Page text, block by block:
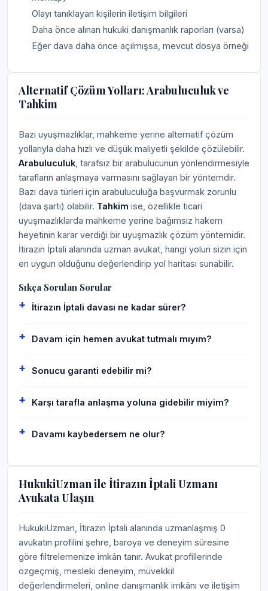
Olayı tanıklayan kişilerin iletişim bilgileri
Daha önce alınan hukuki danışmanlık raporları (varsa)
Eğer dava daha önce açılmışsa, mevcut dosya örneği
Alternatif Çözüm Yolları: Arabuluculuk ve
Tahkim
Bazı uyuşmazlıklar, mahkeme yerine alternatif çözüm
yollarıyla daha hızlı ve düşük maliyetli şekilde çözülebilir.
Arabuluculuk , tarafsız bir arabulucunun yönlendirmesiyle
tarafların anlaşmaya varmasını sağlayan bir yöntemdir.
Bazı dava türleri için arabuluculuğa başvurmak zorunlu
(dava şartı) olabilir. Tahkim ise, özellikle ticari
uyuşmazlıklarda mahkeme yerine bağımsız hakem
heyetinin karar verdiği bir uyuşmazlık çözüm yöntemidir.
İtirazın İptali alanında uzman avukat, hangi yolun sizin için
en uygun olduğunu değerlendirip yol haritası sunabilir.
Sıkça Sorulan Sorular
İtirazın İptali davası ne kadar sürer?
Davam için hemen avukat tutmalı mıyım?
Sonucu garanti edebilir mi?
Karşı tarafla anlaşma yoluna gidebilir miyim?
Davamı kaybedersem ne olur?
HukukiUzman ile İtirazın İptali Uzmanı
Avukata Ulaşın
HukukiUzman, İtirazın İptali alanında uzmanlaşmış 0
avukatın profilini şehre, baroya ve deneyim süresine
göre filtrelemenize imkân tanır. Avukat profillerinde
özgeçmiş, mesleki deneyim, müvekkil
değerlendirmeleri, online danışmanlık imkânı ve iletişim